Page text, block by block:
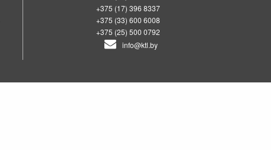
+375 (17) 396 8337
+375 (33) 600 6008
+375 (25) 500 0792
info@ktl.by